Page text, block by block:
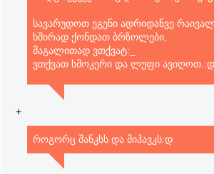
სავარუდოთ ეგენი ადრიდანვე
ხშირად ქონდათ ბრზოლები,
მაგალითად ვთქვატ:_
ვთქვათ სმოკერი და ლუფი ავიღოთ.:დ
აი მერე რო შეხვდნენ ერთმანეთს
რამდენჯერ მიგვიყვანიაოო..??
(აი ეგ პონტია მაქ)
+
როგორც შანკსს და მიჰავკს:დ